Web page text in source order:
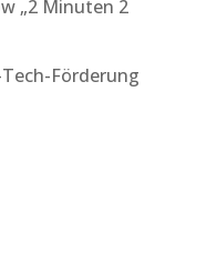
„2 Minuten 2
Förderung